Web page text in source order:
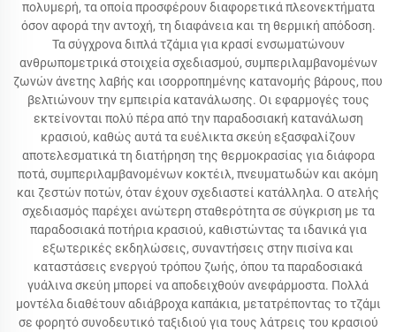
πολυμερή, τα οποία προσφέρουν διαφορετικά πλεονεκτήματα
όσον αφορά την αντοχή, τη διαφάνεια και τη θερμική απόδοση.
Τα σύγχρονα διπλά τζάμια για κρασί ενσωματώνουν
ανθρωπομετρικά στοιχεία σχεδιασμού, συμπεριλαμβανομένων
ζωνών άνετης λαβής και ισορροπημένης κατανομής βάρους, που
βελτιώνουν την εμπειρία κατανάλωσης. Οι εφαρμογές τους
εκτείνονται πολύ πέρα από την παραδοσιακή κατανάλωση
κρασιού, καθώς αυτά τα ευέλικτα σκεύη εξασφαλίζουν
αποτελεσματικά τη διατήρηση της θερμοκρασίας για διάφορα
ποτά, συμπεριλαμβανομένων κοκτέιλ, πνευματωδών και ακόμη
και ζεστών ποτών, όταν έχουν σχεδιαστεί κατάλληλα. Ο ατελής
σχεδιασμός παρέχει ανώτερη σταθερότητα σε σύγκριση με τα
παραδοσιακά ποτήρια κρασιού, καθιστώντας τα ιδανικά για
εξωτερικές εκδηλώσεις, συναντήσεις στην πισίνα και
καταστάσεις ενεργού τρόπου ζωής, όπου τα παραδοσιακά
γυάλινα σκεύη μπορεί να αποδειχθούν ανεφάρμοστα. Πολλά
μοντέλα διαθέτουν αδιάβροχα καπάκια, μετατρέποντας το τζάμι
σε φορητό συνοδευτικό ταξιδιού για τους λάτρεις του κρασιού